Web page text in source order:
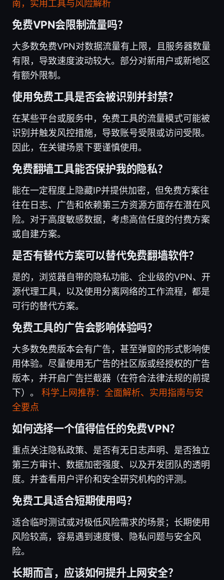
南，实用工具与风险解析
免费VPN会限制流量吗？
大多数免费VPN对数据流量有上限，且服务器数量
有限，导致速度波动较大。部分对新用户或新地区
有额外限制。
使用免费工具是否会被识别并封禁？
在某些平台或服务中，免费工具的流量模式可能被
识别并触发风控措施，导致账号受限或访问受限。
因此，在关键场景下要谨慎使用。
免费翻墙工具能否保护我的隐私？
能在一定程度上隐藏IP并提供加密，但免费方案往
往在日志、广告和依赖第三方资源方面存在潜在风
险。对于高度敏感数据，考虑高信任度的付费方案
或自建方案。
是否有替代方案可以替代免费翻墙软件？
是的，浏览器自带的隐私功能、企业级的VPN、开
源代理工具，以及使用分离网络的工作流程，都是
可行的替代方案。
免费工具的广告会影响体验吗？
大多数免费版本会有广告，甚至弹窗的形式影响使
用体验。尽量使用无广告的社区版或经授权的广告
版本，并开启广告拦截器（在符合法律法规的前提
下）。 科学上网推荐：全面解析、实用指南与安
全要点
如何选择一个值得信任的免费VPN？
重点关注隐私政策、是否有无日志声明、是否独立
第三方审计、数据加密强度、以及开发团队的透明
度。并查看用户评价和安全研究机构的评测。
免费工具适合短期使用吗？
适合临时测试或对极低风险需求的场景；长期使用
风险较高，容易遇到速度慢、隐私问题与安全风
险。
长期而言，应该如何提升上网安全？